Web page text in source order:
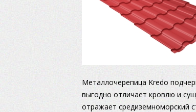
Металлочерепица Kredo
выгодно отличает кровлю и
отражает средиземноморский